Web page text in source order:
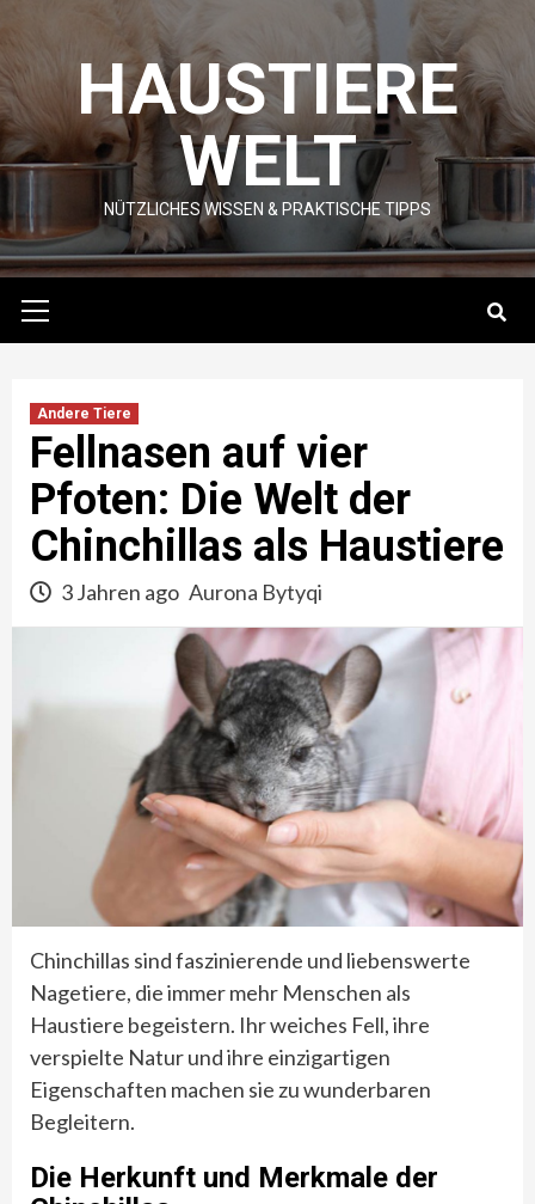
content HAUSTIERE
WELT
NÜTZLICHES WISSEN & PRAKTISCHE TIPPS
Menu
Andere Tiere
Fellnasen auf vier
Pfoten: Die Welt der
Chinchillas als Haustiere
3 Jahren ago Aurona Bytyqi
Chinchillas sind faszinierende und liebenswerte
Nagetiere, die immer mehr Menschen als
Haustiere begeistern. Ihr weiches Fell, ihre
verspielte Natur und ihre einzigartigen
Eigenschaften machen sie zu wunderbaren
Begleitern.
Die Herkunft und Merkmale der